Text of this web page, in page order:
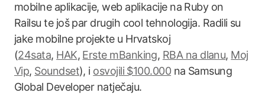
mobilne aplikacije, web aplikacije na Ruby on
Railsu te još par drugih cool tehnologija. Radili su
jake mobilne projekte u Hrvatskoj
(24sata, HAK, Erste mBanking, RBA na dlanu, Moj
Vip, Soundset), i osvojili $100.000 na Samsung
Global Developer natječaju.